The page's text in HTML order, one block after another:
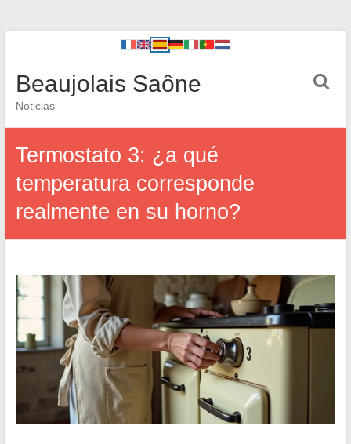
Beaujolais Saône
Noticias
Termostato 3: ¿a qué
temperatura corresponde
realmente en su horno?